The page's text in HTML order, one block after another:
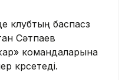
клубтың баспасөз
Сәтпаев
командаларына
көрсетеді.